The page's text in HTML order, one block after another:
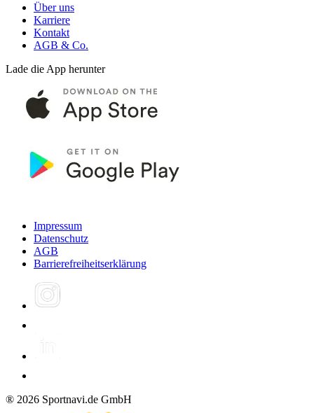
Über uns
Karriere
Kontakt
AGB & Co.
Lade die App herunter
Impressum
Datenschutz
AGB
Barrierefreiheitserklärung
® 2026 Sportnavi.de GmbH